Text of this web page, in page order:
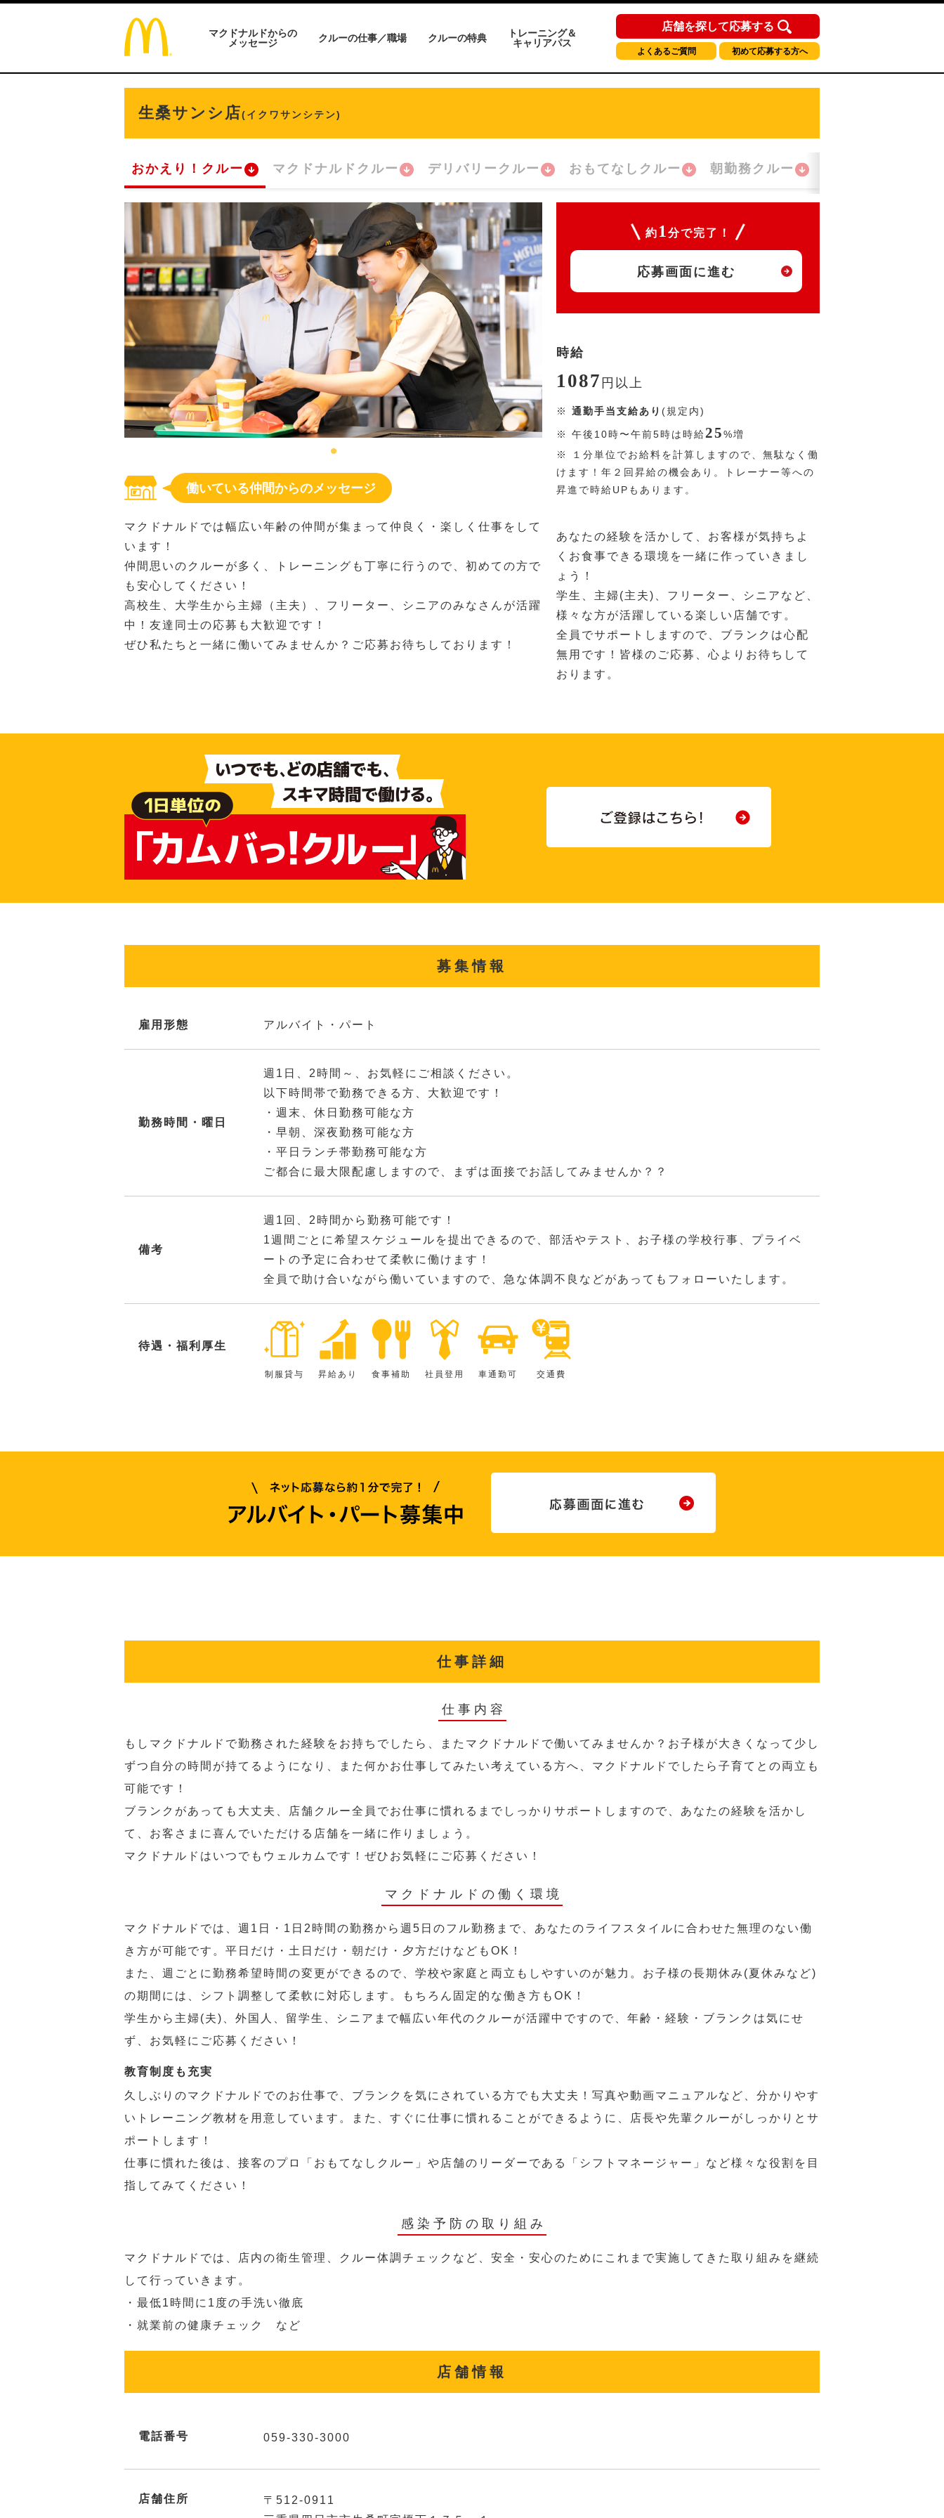
マクドナルドからの
メッセージ
クルーの仕事／職場 クルーの特典
トレーニング＆
キャリアパス
店舗を探して応募する
よくあるご質問 初めて応募する方へ
生桑サンシ店(イクワサンシテン)
おかえり！クルー マクドナルドクルー デリバリークルー おもてなしクルー 朝勤務クルー
働いている仲間からのメッセージ
マクドナルドでは幅広い年齢の仲間が集まって仲良く・楽しく仕事をして
います！
仲間思いのクルーが多く、トレーニングも丁寧に行うので、初めての方で
も安心してください！
高校生、大学生から主婦（主夫）、フリーター、シニアのみなさんが活躍
中！友達同士の応募も大歓迎です！
ぜひ私たちと一緒に働いてみませんか？ご応募お待ちしております！
約 1 分で完了！
応募画面に進む
時給
1087 円 以上
※ 通勤手当支給あり (規定内)
※ 午後10時〜午前5時は時給25%増
※
１分単位でお給料を計算しますので、無駄なく働
けます！年２回昇給の機会あり。トレーナー等への
昇進で時給UPもあります。
あなたの経験を活かして、お客様が気持ちよ
くお食事できる環境を一緒に作っていきまし
ょう！
学生、主婦(主夫)、フリーター、シニアなど、
様々な方が活躍している楽しい店舗です。
全員でサポートしますので、ブランクは心配
無用です！皆様のご応募、心よりお待ちして
おります。
募集情報
雇用形態 アルバイト・パート
勤務時間・曜日
週1日、2時間～、お気軽にご相談ください。
以下時間帯で勤務できる方、大歓迎です！
・週末、休日勤務可能な方
・早朝、深夜勤務可能な方
・平日ランチ帯勤務可能な方
ご都合に最大限配慮しますので、まずは面接でお話してみませんか？？
備考
週1回、2時間から勤務可能です！
1週間ごとに希望スケジュールを提出できるので、部活やテスト、お子様の学校行事、プライベ
ートの予定に合わせて柔軟に働けます！
全員で助け合いながら働いていますので、急な体調不良などがあってもフォローいたします。
待遇・福利厚生
制服貸与 昇給あり 食事補助 社員登用 車通勤可 交通費
仕事詳細
仕事内容
もしマクドナルドで勤務された経験をお持ちでしたら、またマクドナルドで働いてみませんか？お子様が大きくなって少し
ずつ自分の時間が持てるようになり、また何かお仕事してみたい考えている方へ、マクドナルドでしたら子育てとの両立も
可能です！
ブランクがあっても大丈夫、店舗クルー全員でお仕事に慣れるまでしっかりサポートしますので、あなたの経験を活かし
て、お客さまに喜んでいただける店舗を一緒に作りましょう。
マクドナルドはいつでもウェルカムです！ぜひお気軽にご応募ください！
マクドナルドの働く環境
マクドナルドでは、週1日・1日2時間の勤務から週5日のフル勤務まで、あなたのライフスタイルに合わせた無理のない働
き方が可能です。平日だけ・土日だけ・朝だけ・夕方だけなどもOK！
また、週ごとに勤務希望時間の変更ができるので、学校や家庭と両立もしやすいのが魅力。お子様の長期休み(夏休みなど)
の期間には、シフト調整して柔軟に対応します。もちろん固定的な働き方もOK！
学生から主婦(夫)、外国人、留学生、シニアまで幅広い年代のクルーが活躍中ですので、年齢・経験・ブランクは気にせ
ず、お気軽にご応募ください！
教育制度も充実
久しぶりのマクドナルドでのお仕事で、ブランクを気にされている方でも大丈夫！写真や動画マニュアルなど、分かりやす
いトレーニング教材を用意しています。また、すぐに仕事に慣れることができるように、店長や先輩クルーがしっかりとサ
ポートします！
仕事に慣れた後は、接客のプロ「おもてなしクルー」や店舗のリーダーである「シフトマネージャー」など様々な役割を目
指してみてください！
感染予防の取り組み
マクドナルドでは、店内の衛生管理、クルー体調チェックなど、安全・安心のためにこれまで実施してきた取り組みを継続
して行っていきます。
・最低1時間に1度の手洗い徹底
・就業前の健康チェック など
店舗情報
電話番号 059-330-3000
店舗住所
〒512-0911